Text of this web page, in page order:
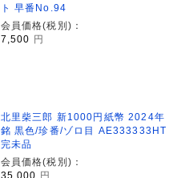
ト 早番No.94
会員価格(税別)：
7,500 円
北里柴三郎 新1000円紙幣 2024年
銘 黒色/珍番/ゾロ目 AE333333HT
完未品
会員価格(税別)：
35,000
円